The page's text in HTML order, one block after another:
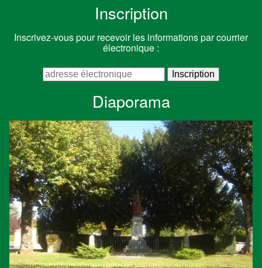
Inscription
Inscrivez-vous pour recevoir les informations par courrier
électronique :
Diaporama